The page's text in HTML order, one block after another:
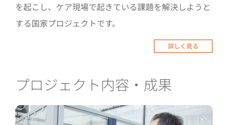
を起こし、ケア現場で起きている課題を解決しようと
する国家プロジェクトです。
詳しく見る
プロジェクト内容・成果